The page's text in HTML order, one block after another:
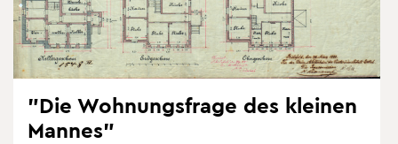
"Die Woh­nungs­fra­ge des klei­nen
Man­nes"